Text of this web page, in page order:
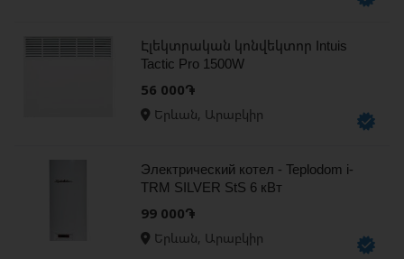
Էլեկտրական կոնվեկտոր Intuis
Tactic Pro 1500W
56 000֏
Երևան, Արաբկիր
Электрический котел - Teplodom i-
TRM SILVER StS 6 кВт
99 000֏
Երևան, Արաբկիր